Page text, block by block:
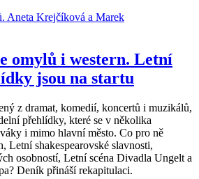
omylů i western. Letní
jsou na startu
z dramat, komedií, koncertů i muzikálů,
přehlídky, které se v několika
i mimo hlavní město. Co pro ně
Letní shakespearovské slavnosti,
osobností, Letní scéna Divadla Ungelt a
Deník přináší rekapitulaci.